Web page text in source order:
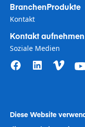
Diese Website
BranchenProdukte
Kontakt
Kontakt aufnehmen
Soziale Medien